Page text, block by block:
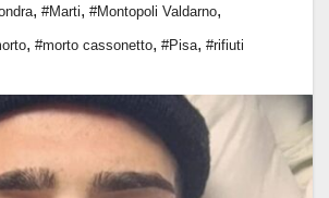
, #Marti, #Montopoli Valdarno,
, #morto cassonetto, #Pisa, #rifiuti